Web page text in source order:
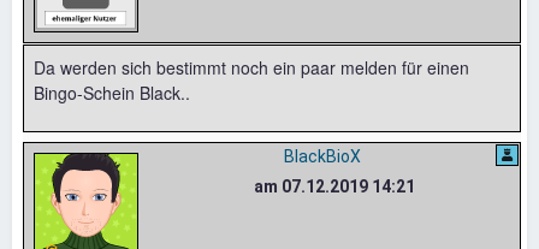
Da werden sich bestimmt noch ein paar melden für einen
Bingo-Schein Black..
BlackBioX
am 07.12.2019 14:21